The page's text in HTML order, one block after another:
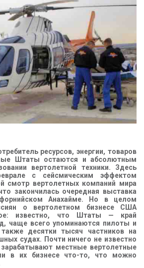
ресурсов, энергии, товаров
Штаты остаются и абсолютным
вертолетной техники. Здесь
с сейсмическим эффектом
смотр вертолетных компаний мира
закончилась очередная выставка
Анахайме. Но в целом
о вертолетном бизнесе США
известно, что Штаты — край
чаще всего упоминаются пилоты и
десятки тысяч частников на
судах. Почти ничего не известно
местные вертолетные
в их бизнесе что-то, что можно